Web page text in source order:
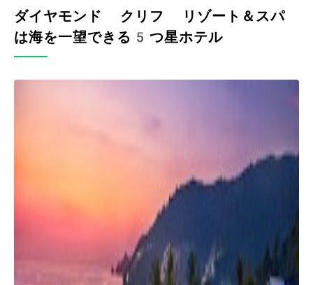
ダイヤモンド クリフ リゾート＆スパ
は海を一望できる5つ星ホテル